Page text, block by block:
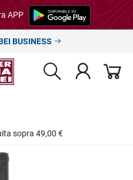
APP
BUSINESS
sopra 49,00 €